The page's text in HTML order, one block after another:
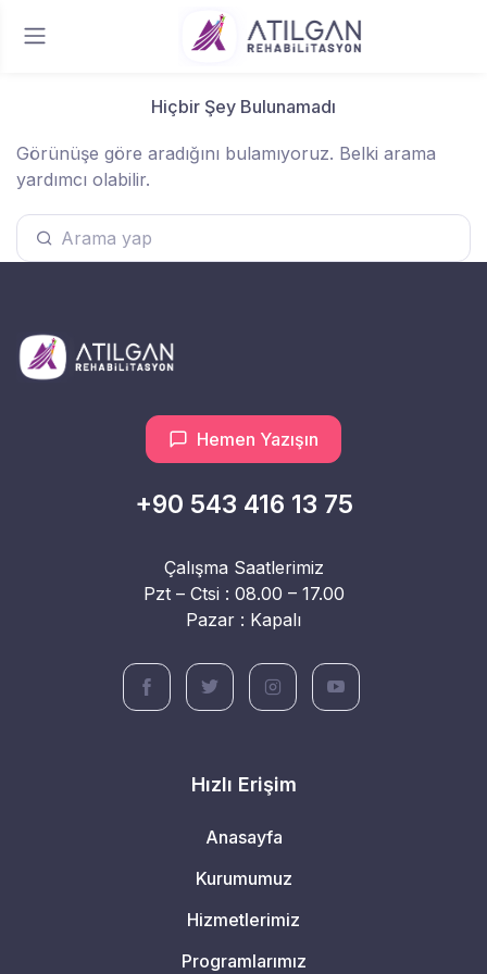
Hiçbir Şey Bulunamadı
Görünüşe göre aradığını bulamıyoruz. Belki arama
yardımcı olabilir.
Aramak:
Hemen Yazışın
+90 543 416 13 75
Çalışma Saatlerimiz
Pzt – Ctsi : 08.00 – 17.00
Pazar : Kapalı
Hızlı Erişim
Anasayfa
Kurumumuz
Hizmetlerimiz
Programlarımız